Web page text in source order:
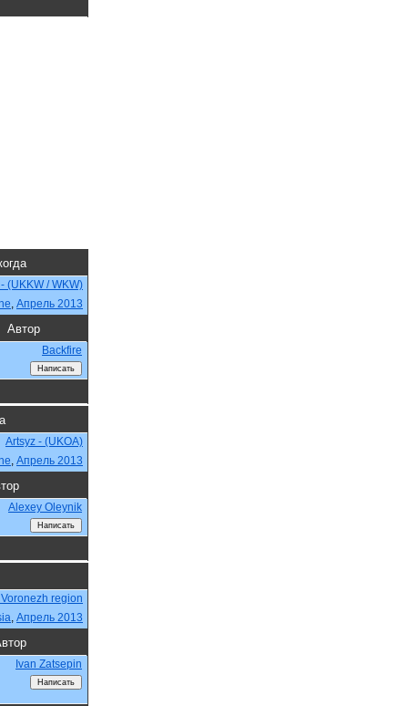
(UKKW / WKW)
, Апрель 2013
Автор
Backfire
Artsyz - (UKOA)
, Апрель 2013
Alexey Oleynik
region
, Апрель 2013
Ivan Zatsepin